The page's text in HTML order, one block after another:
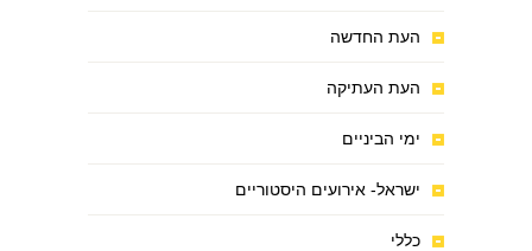
העת החדשה
העת העתיקה
ימי הביניים
ישראל- אירועים היסטוריים
כללי